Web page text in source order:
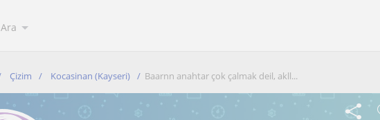
Ara
Çizim Kocasinan (Kayseri) Baarnn anahtar çok çalmak deil, akll...